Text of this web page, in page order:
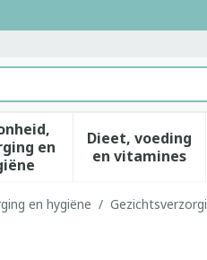
en
Toon submenu voor
Dieet, voeding
en vitamines
Toon
en hygiëne /